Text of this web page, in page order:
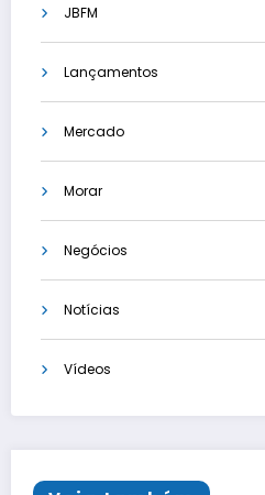
JBFM
Lançamentos
Mercado
Morar
Negócios
Notícias
Vídeos